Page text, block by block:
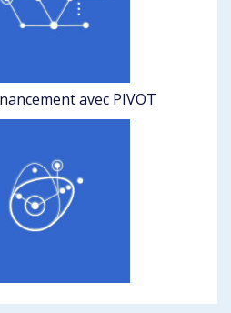
avec PIVOT